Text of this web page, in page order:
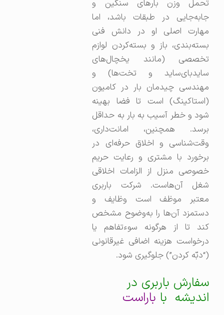
تحمل وزن بارهای سنگین و
جابه‌جایی در طبقات باشد، اما
مهارت اصلی او در دانش فنی
بسته‌بندی، باز و بسته‌کردن لوازم
تخصصی (مانند یخچال‌های
سایدبای‌ساید و تخت‌ها) و
مهندسی چیدمان بار در کامیون
(استاکینگ) است تا فضا بهینه
شود و خطر آسیب به بار به حداقل
برسد. همچنین، امانت‌داری،
وقت‌شناسی و اخلاق حرفه‌ای در
برخورد با مشتری و رعایت حریم
خصوصی منزل از الزامات اخلاقی
شغل آن‌هاست. شرکت باربری
معتبر موظف است وظایف و
دستمزد آن‌ها را به‌وضوح مشخص
کند تا از هرگونه سوءتفاهم یا
درخواست هزینه اضافی غیرقانونی
(“دبّه کردن”) جلوگیری شود.
سفارش باربری در
اندیشه با باراست